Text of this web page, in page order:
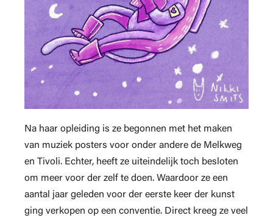
Na haar opleiding is ze begonnen met het maken
van muziek posters voor onder andere de Melkweg
en Tivoli. Echter, heeft ze uiteindelijk toch besloten
om meer voor der zelf te doen. Waardoor ze een
aantal jaar geleden voor der eerste keer der kunst
ging verkopen op een conventie. Direct kreeg ze veel